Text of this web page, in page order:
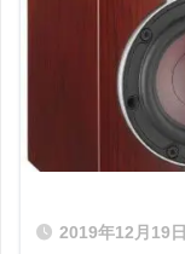
2019年12月19日